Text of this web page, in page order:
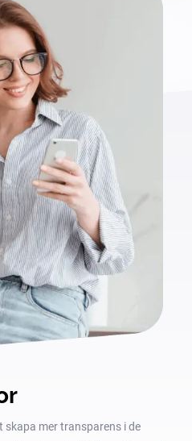
mer transparens i de